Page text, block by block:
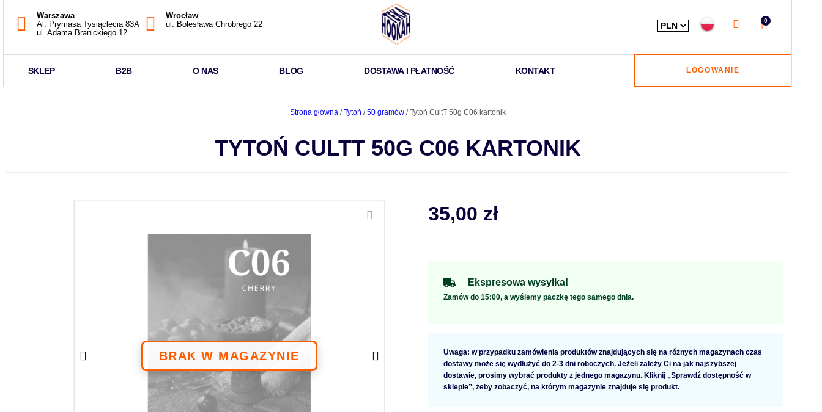
Warszawa
Al. Prymasa Tysiąclecia 83A
ul. Adama Branickiego 12
Wrocław
ul. Bolesława Chrobrego 22
0
SKLEP B2B O NAS BLOG DOSTAWA I PŁATNOŚĆ KONTAKT LOGOWANIE
Strona główna/Tytoń /50 gramów/ Tytoń CultT 50g C06 kartonik
TYTOŃ CULTT 50G C06 KARTONIK
35,00 zł
Ekspresowa wysyłka!
Zamów do 15:00, a wyślemy paczkę tego samego dnia.
Uwaga: w przypadku zamówienia produktów znajdujących się na różnych magazynach czas
dostawy może się wydłużyć do 2-3 dni roboczych. Jeżeli zależy Ci na jak najszybszej
dostawie, prosimy wybrać produkty z jednego magazynu. Kliknij „Sprawdź dostępność w
sklepie”, żeby zobaczyć, na którym magazynie znajduje się produkt.